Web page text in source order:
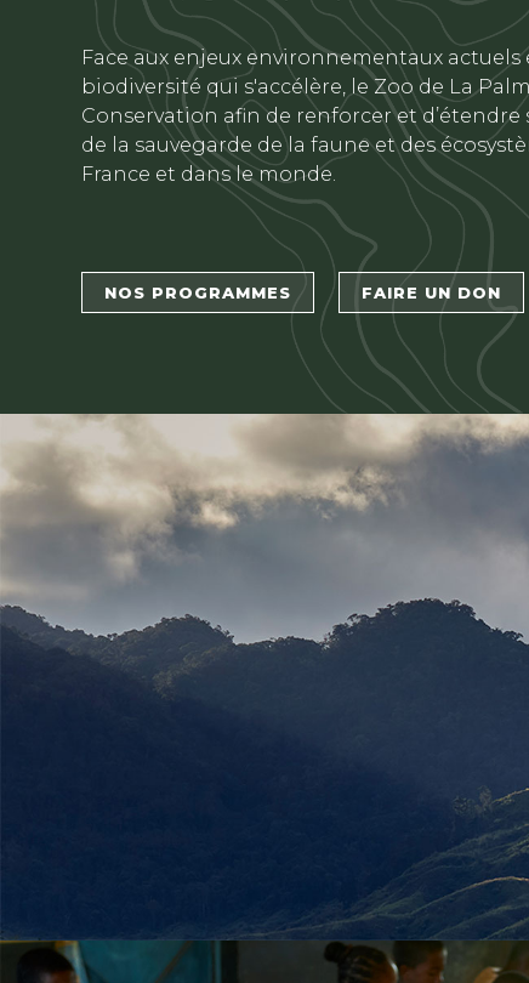
Texte
Face aux enjeux environnementaux actuels
biodiversité qui s'accélère, le Zoo de La
Conservation afin de renforcer et
de la sauvegarde de la faune et des
France et dans le monde.
Bouton 1
NOS PROGRAMMES Bouton 2
FAIRE UN DON
titre
Sous titre